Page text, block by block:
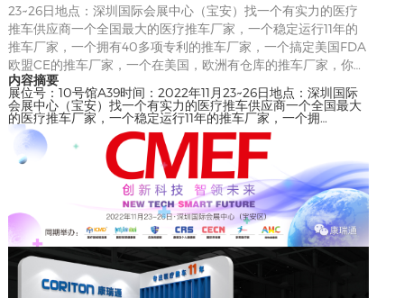
23~26日地点：深圳国际会展中心（宝安）找一个有实力的医疗
推车供应商一个全国最大的医疗推车厂家，一个稳定运行11年的
推车厂家，一个拥有40多项专利的推车厂家，一个搞定美国FDA
欧盟CE的推车厂家，一个在美国，欧洲有仓库的推车厂家，你…
内容摘要
展位号：10号馆A39时间：2022年11月23~26日地点：深圳国际
会展中心（宝安）找一个有实力的医疗推车供应商一个全国最大
的医疗推车厂家，一个稳定运行11年的推车厂家，一个拥…